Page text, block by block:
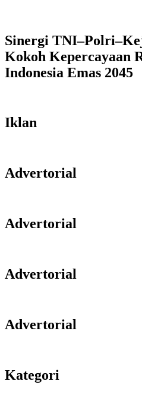
Sinergi
Kokoh Kepercayaan
Indonesia Emas 2045
Iklan
Advertorial
Advertorial
Advertorial
Advertorial
Kategori